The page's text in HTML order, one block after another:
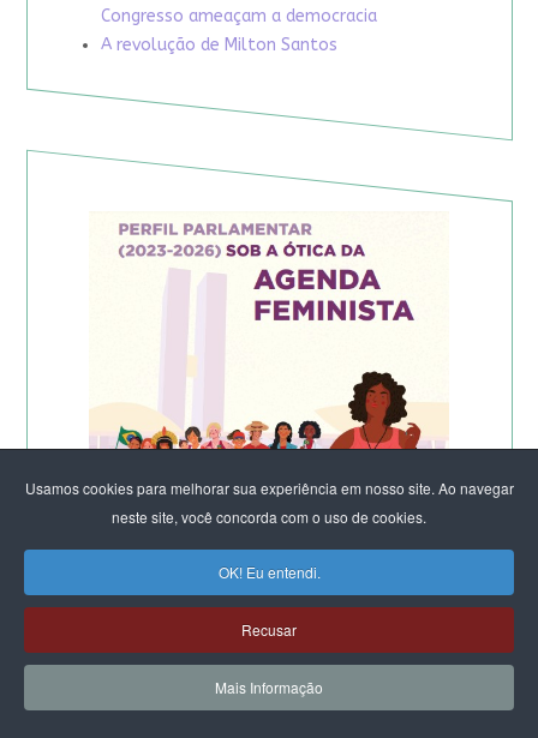
Usamos cookies para melhorar sua experiência em nosso site. Ao navegar
neste site, você concorda com o uso de cookies.
OK! Eu entendi.
Recusar
Mais Informação
Congresso ameaçam a democracia
A revolução de Milton Santos